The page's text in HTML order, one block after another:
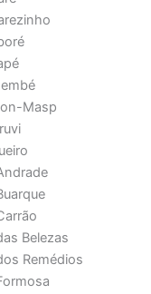
Masp
Belezas
Remédios